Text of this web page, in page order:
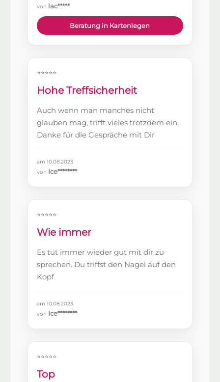
von lac*****
Beratung in Kartenlegen
⭐⭐⭐⭐⭐
Hohe Treffsicherheit
Auch wenn man manches nicht
glauben mag, trifft vieles trotzdem ein.
Danke für die Gespräche mit Dir
am 10.08.2023
von Ice********
⭐⭐⭐⭐⭐
Wie immer
Es tut immer wieder gut mit dir zu
sprechen. Du triffst den Nagel auf den
Kopf
am 10.08.2023
von Ice********
⭐⭐⭐⭐⭐
Top